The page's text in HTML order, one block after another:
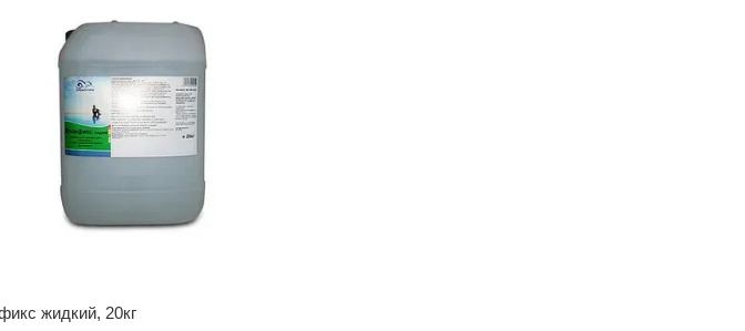
жидкий, 20кг